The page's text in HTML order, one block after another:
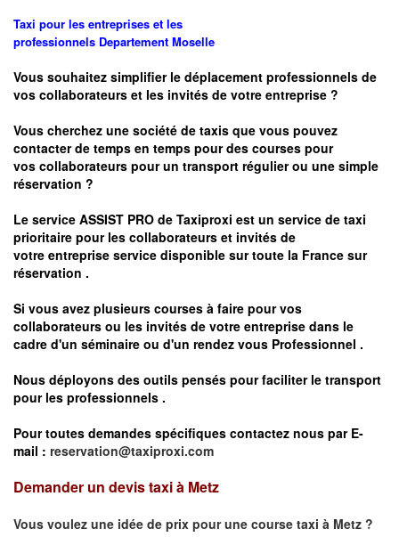
Taxi pour les entreprises et les
professionnels Departement Moselle
Vous souhaitez simplifier le déplacement professionnels de
vos collaborateurs et les invités de votre entreprise ?
Vous cherchez une société de taxis que vous pouvez
contacter de temps en temps pour des courses pour
vos collaborateurs pour un transport régulierou une simple
réservation ?
Le service ASSIST PRO de Taxiproxi est un service de taxi
prioritaire pour les collaborateurs et invités de
votre entreprise service disponible sur toute la France sur
réservation .
Si vous avez plusieurs courses à faire pour vos
collaborateurs ou les invités de votre entreprise dans le
cadre d'un séminaire ou d'un rendez vous Professionnel .
Nous déployons des outils pensés pour faciliter le transport
pour les professionnels .
Pour toutes demandes spécifiques contactez nous par E-
mail : reservation@taxiproxi.com
Demander un devis taxi à Metz
Vous voulez une idée de prix pour une course taxi à Metz ?